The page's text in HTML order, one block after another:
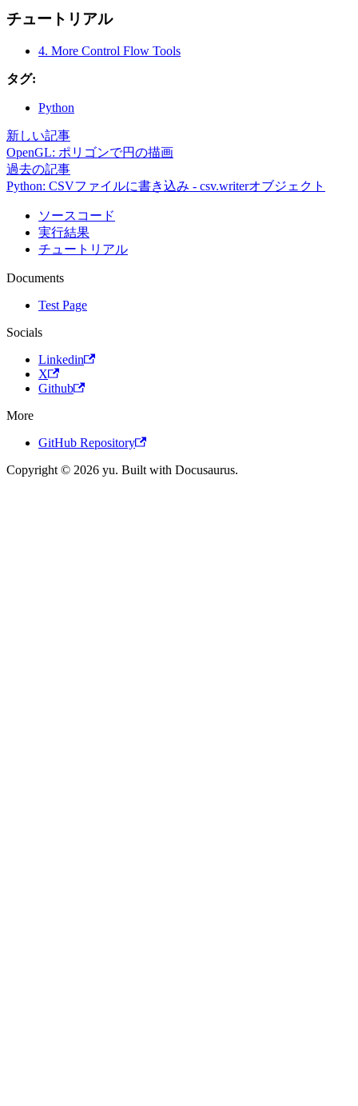
チュートリアル
4. More Control Flow Tools
タグ:
Python
新しい記事
OpenGL: ポリゴンで円の描画
過去の記事
Python: CSVファイルに書き込み - csv.writerオブジェクト
ソースコード
実行結果
チュートリアル
Documents
Test Page
Socials
Linkedin
X
Github
More
GitHub Repository
Copyright © 2026 yu. Built with Docusaurus.